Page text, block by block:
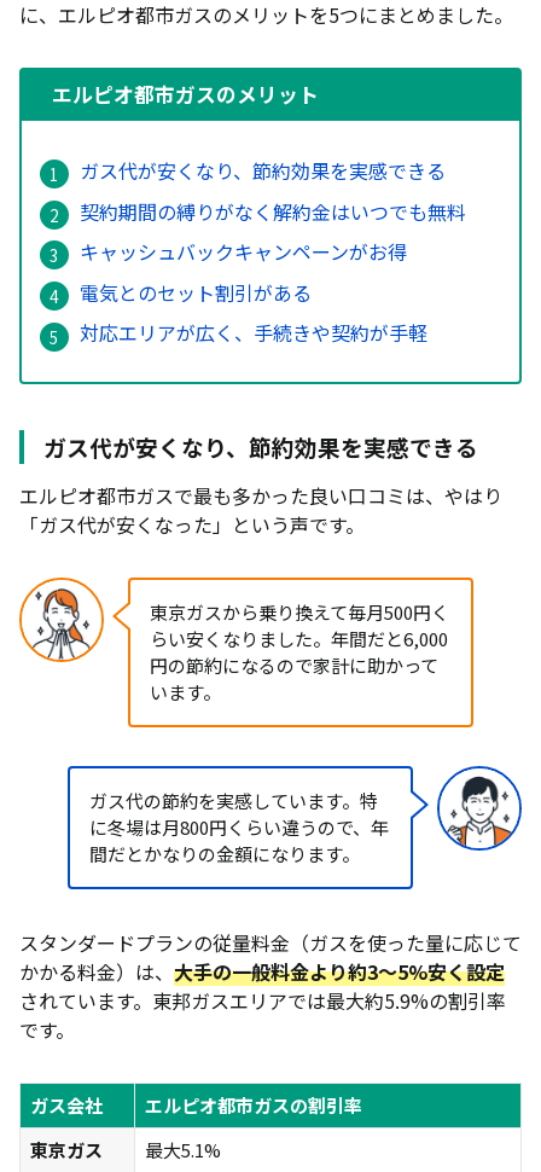
に、エルピオ都市ガスのメリットを5つにまとめました。
エルピオ都市ガスのメリット
ガス代が安くなり、節約効果を実感できる
契約期間の縛りがなく解約金はいつでも無料
キャッシュバックキャンペーンがお得
電気とのセット割引がある
対応エリアが広く、手続きや契約が手軽
ガス代が安くなり、節約効果を実感できる
エルピオ都市ガスで最も多かった良い口コミは、やはり
「ガス代が安くなった」という声です。
東京ガスから乗り換えて毎月500円く
らい安くなりました。年間だと6,000
円の節約になるので家計に助かって
います。
ガス代の節約を実感しています。特
に冬場は月800円くらい違うので、年
間だとかなりの金額になります。
スタンダードプランの従量料金（ガスを使った量に応じて
かかる料金）は、 大手の一般料金より約3〜5%安く設定
されています。東邦ガスエリアでは最大約5.9%の割引率
です。
ガス会社
エルピオ都市ガスの割引率
東京ガス
最大5.1%